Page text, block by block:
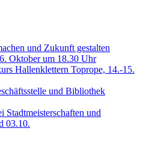
und Zukunft gestalten
Oktober um 18.30 Uhr
Hallenklettern Toprope, 14.-15.
und Bibliothek
Stadtmeisterschaften und
03.10.